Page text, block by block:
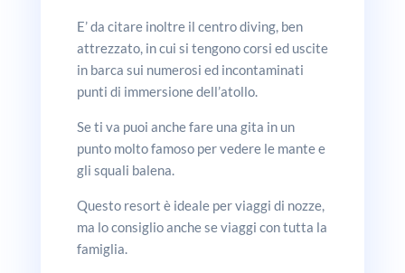
E’ da citare inoltre il centro diving, ben
attrezzato, in cui si tengono corsi ed uscite
in barca sui numerosi ed incontaminati
punti di immersione dell’atollo.
Se ti va puoi anche fare una gita in un
punto molto famoso per vedere le mante e
gli squali balena.
Questo resort è ideale per viaggi di nozze,
ma lo consiglio anche se viaggi con tutta la
famiglia.